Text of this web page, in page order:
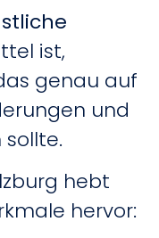
ist,
genau auf
und
hebt
hervor: